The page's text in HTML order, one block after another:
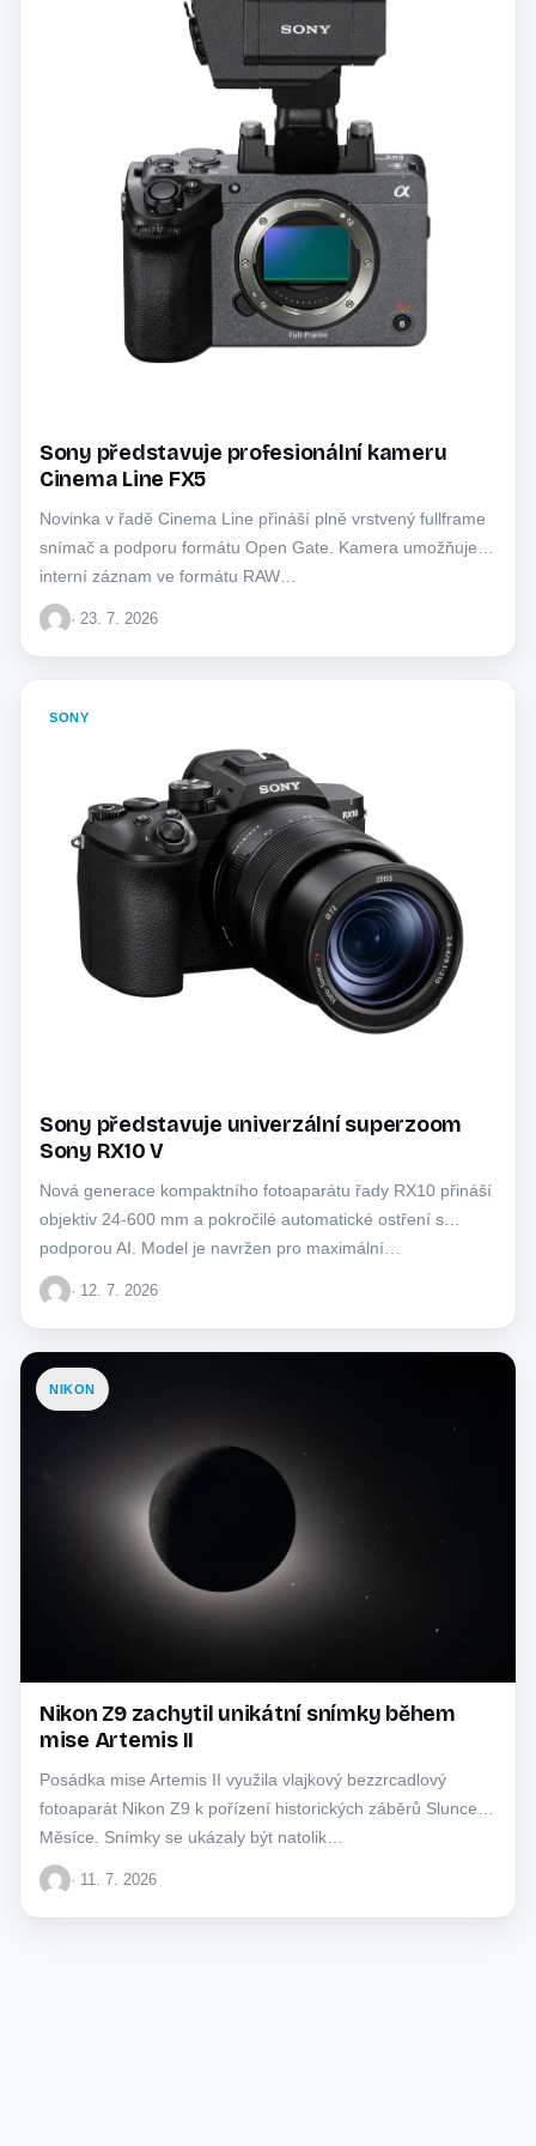
Sony představuje profesionální kameru
Cinema Line FX5
Novinka v řadě Cinema Line přináší plně vrstvený fullframe
snímač a podporu formátu Open Gate. Kamera umožňuje
interní záznam ve formátu RAW…
· 23. 7. 2026
SONY
Sony představuje univerzální superzoom
Sony RX10 V
Nová generace kompaktního fotoaparátu řady RX10 přináší
objektiv 24-600 mm a pokročilé automatické ostření s
podporou AI. Model je navržen pro maximální…
· 12. 7. 2026
NIKON
Nikon Z9 zachytil unikátní snímky během
mise Artemis II
Posádka mise Artemis II využila vlajkový bezzrcadlový
fotoaparát Nikon Z9 k pořízení historických záběrů Slunce a
Měsíce. Snímky se ukázaly být natolik…
· 11. 7. 2026